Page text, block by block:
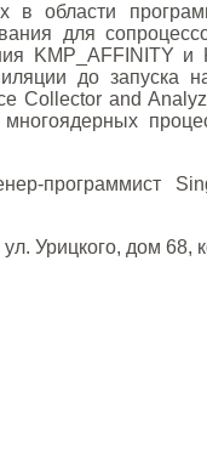
в области
для
KMP_AFFINITY и
до запуска
Collector and
программист
Урицкого, дом 68,